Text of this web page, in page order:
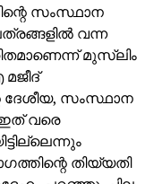
സംസ്ഥാന
വന്ന
മുസ്‌ലിം
സംസ്ഥാന
ഇത് വരെ
തിയ്യതി